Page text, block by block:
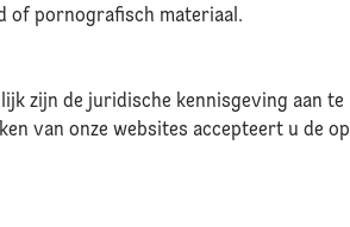
of pornografisch materiaal.
zijn de juridische kennisgeving aan te
van onze websites accepteert u de op